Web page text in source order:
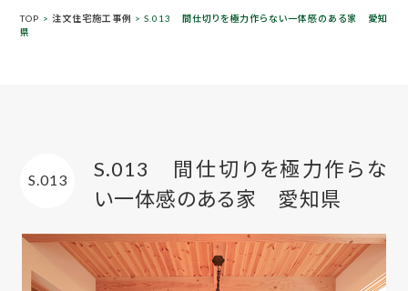
TOP > 注文住宅施工事例 > S.013 間仕切りを極力作らない一体感のある家 愛知
県
S.013
S.013 間仕切りを極力作らな
い一体感のある家 愛知県